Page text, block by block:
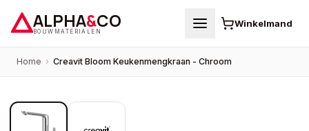
ALPHA&CO
BOUWMATERIALEN
Winkelmand
Home › Creavit Bloom Keukenmengkraan - Chroom